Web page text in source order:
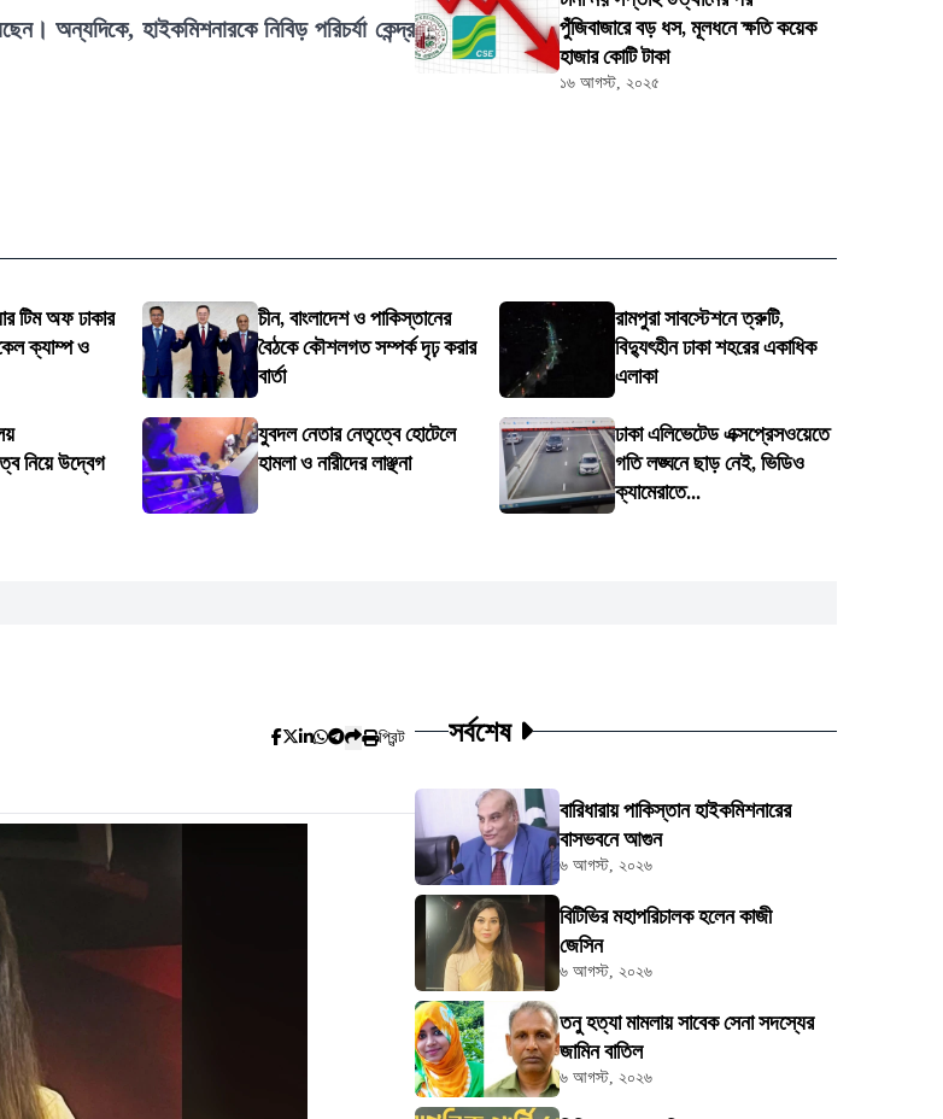
অন্যদিকে, হাইকমিশনারকে নিবিড় পরিচর্যা কেন্দ্র
পুঁজিবাজারে বড় ধস, মূলধনে ক্ষতি কয়েক
হাজার কোটি টাকা
১৬ আগস্ট, ২০২৫
টিম অফ ঢাকার
ক্যাম্প ও
চীন, বাংলাদেশ ও পাকিস্তানের
বৈঠকে কৌশলগত সম্পর্ক দৃঢ় করার
বার্তা
রামপুরা সাবস্টেশনে ত্রুটি,
বিদ্যুৎহীন ঢাকা শহরের একাধিক
এলাকা
নিয়ে উদ্বেগ
যুবদল নেতার নেতৃত্বে হোটেলে
হামলা ও নারীদের লাঞ্ছনা
ঢাকা এলিভেটেড এক্সপ্রেসওয়েতে
গতি লঙ্ঘনে ছাড় নেই, ভিডিও
ক্যামেরাতে...
প্রিন্ট সর্বশেষ
বারিধারায় পাকিস্তান হাইকমিশনারের
বাসভবনে আগুন
৬ আগস্ট, ২০২৬
বিটিভির মহাপরিচালক হলেন কাজী
জেসিন
৬ আগস্ট, ২০২৬
তনু হত্যা মামলায় সাবেক সেনা সদস্যের
জামিন বাতিল
৬ আগস্ট, ২০২৬